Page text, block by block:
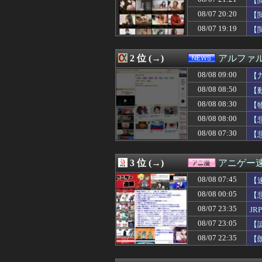
08/08 09:04
1944年7月、グ
08/08 09:01
【ウマ娘】VS
08/08 09:00
４月から一人暮
08/08 09:00
ごつ盛り焼きそ
08/08 09:00
【画像】悪いプ
08/08 09:00
【ポケモン】ナ
08/08 09:00
【ラブライブ！
08/08 09:00
【にじさんじ】
08/08 09:00
【画像】人気V
08/08 09:00
【イオンモール
08/08 09:00
【世界】ベスト
08/08 09:00
【VTuber】NHK
08/08 09:00
【九州名物】鶏
08/08 09:00
【ウマ娘】ウマ
08/08 09:00
【朗報】韓国人
08/08 08:58
映画『8番出口
08/08 08:57
【恐るべし】完
08/08 08:57
耳の聞こえが悪
08/08 08:57
みんな悩みが無
08/08 08:57
【2026/8月】家
08/08 08:57
店長「未経験者
08/07 20:20
08/07 19:19
2 位 (→) アルファ
08/08 09:00
08/08 08:50
08/08 08:30
08/08 08:00
08/08 07:30
3 位 (→) アニゲー
08/08 07:45
08/08 00:05
08/07 23:35
08/07 23:05
08/07 22:35